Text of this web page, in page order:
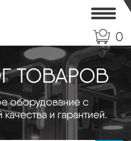
0
ТОВАРОВ
оборудование с
и гарантией.